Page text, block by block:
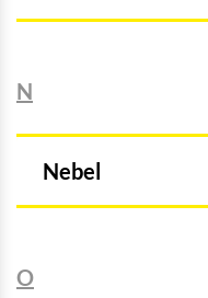
N
Nebel
O